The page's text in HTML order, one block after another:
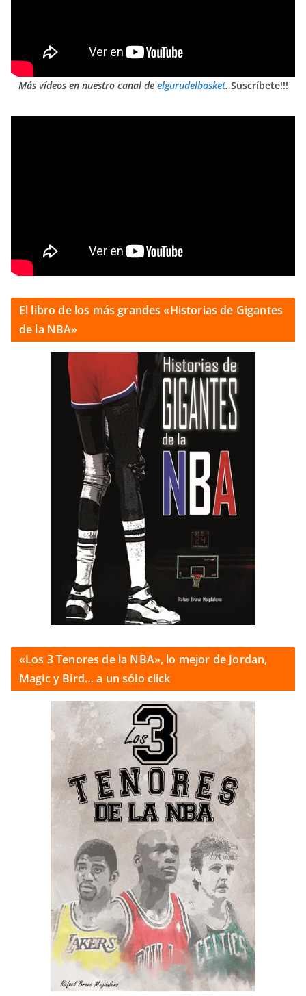
Más vídeos en nuestro canal de elgurudelbasket. Suscríbete!!!
El libro de los más grandes «Historias de Gigantes
de la NBA»
«Los 3 Tenores de la NBA», lo mejor de Jordan,
Magic y Bird… a un sólo click